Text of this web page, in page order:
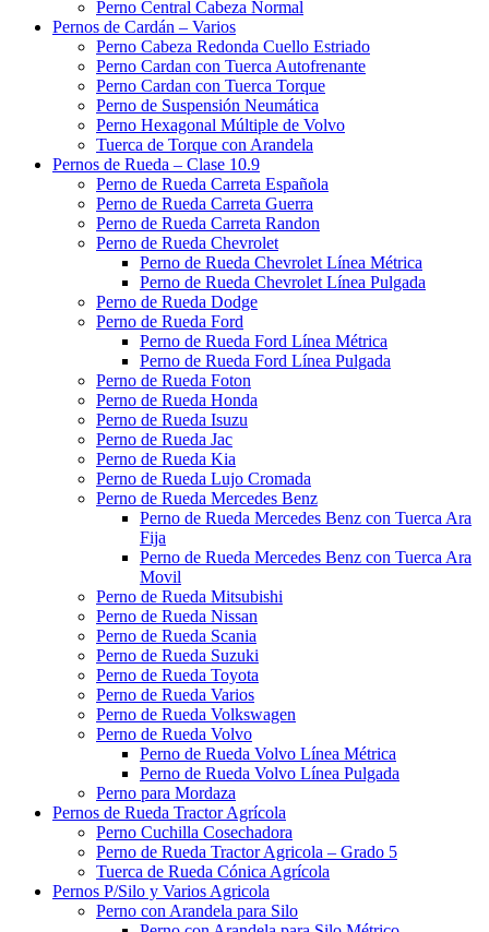
Perno Central Cabeza Normal
Pernos de Cardán – Varios
Perno Cabeza Redonda Cuello Estriado
Perno Cardan con Tuerca Autofrenante
Perno Cardan con Tuerca Torque
Perno de Suspensión Neumática
Perno Hexagonal Múltiple de Volvo
Tuerca de Torque con Arandela
Pernos de Rueda – Clase 10.9
Perno de Rueda Carreta Española
Perno de Rueda Carreta Guerra
Perno de Rueda Carreta Randon
Perno de Rueda Chevrolet
Perno de Rueda Chevrolet Línea Métrica
Perno de Rueda Chevrolet Línea Pulgada
Perno de Rueda Dodge
Perno de Rueda Ford
Perno de Rueda Ford Línea Métrica
Perno de Rueda Ford Línea Pulgada
Perno de Rueda Foton
Perno de Rueda Honda
Perno de Rueda Isuzu
Perno de Rueda Jac
Perno de Rueda Kia
Perno de Rueda Lujo Cromada
Perno de Rueda Mercedes Benz
Perno de Rueda Mercedes Benz con Tuerca Ara
Fija
Perno de Rueda Mercedes Benz con Tuerca Ara
Movil
Perno de Rueda Mitsubishi
Perno de Rueda Nissan
Perno de Rueda Scania
Perno de Rueda Suzuki
Perno de Rueda Toyota
Perno de Rueda Varios
Perno de Rueda Volkswagen
Perno de Rueda Volvo
Perno de Rueda Volvo Línea Métrica
Perno de Rueda Volvo Línea Pulgada
Perno para Mordaza
Pernos de Rueda Tractor Agrícola
Perno Cuchilla Cosechadora
Perno de Rueda Tractor Agricola – Grado 5
Tuerca de Rueda Cónica Agrícola
Pernos P/Silo y Varios Agricola
Perno con Arandela para Silo